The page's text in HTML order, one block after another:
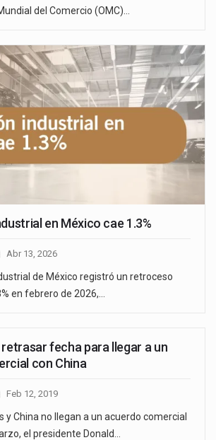
del Comercio (OMC)…
en México cae 1.3%
Abr 13, 2026
de México registró un retroceso
en febrero de 2026,…
fecha para llegar a un
con China
Feb 12, 2019
y China no llegan a un acuerdo comercial
el presidente Donald…